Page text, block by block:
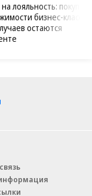
лояльность:
бизнес-класса
остаются